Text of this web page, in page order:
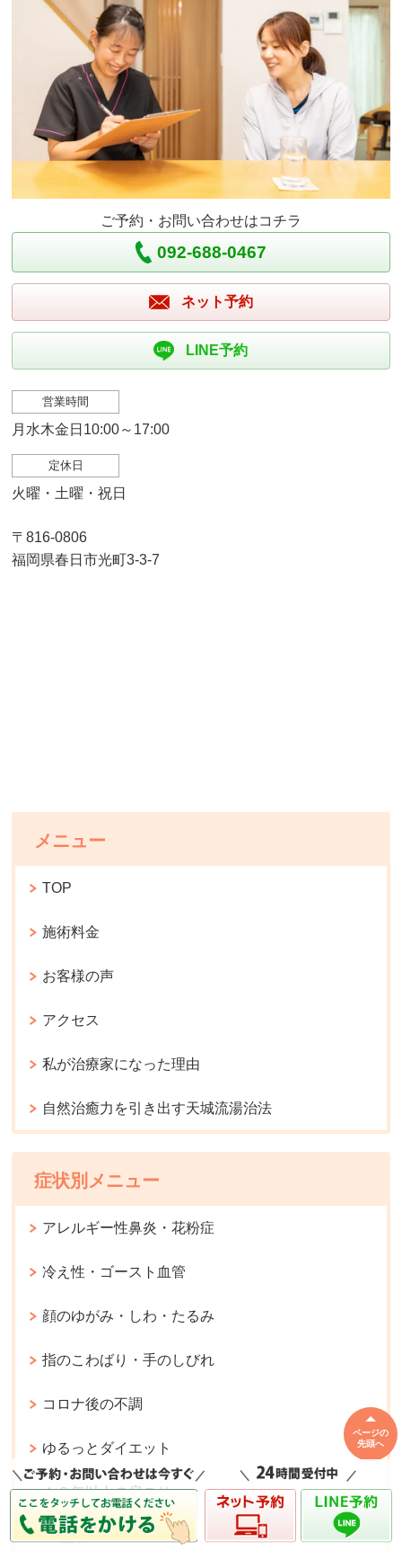
ご予約・お問い合わせはコチラ
092-688-0467
ネット予約
LINE予約
営業時間
月水木金日10:00～17:00
定休日
火曜・土曜・祝日
〒816-0806
福岡県春日市光町3-3-7
メニュー
TOP
施術料金
お客様の声
アクセス
私が治療家になった理由
自然治癒力を引き出す天城流湯治法
症状別メニュー
アレルギー性鼻炎・花粉症
冷え性・ゴースト血管
顔のゆがみ・しわ・たるみ
指のこわばり・手のしびれ
コロナ後の不調
ゆるっとダイエット
１０年以上の肩こり
生理痛
ページの
先頭へ